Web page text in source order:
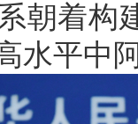
朝着构
水平中